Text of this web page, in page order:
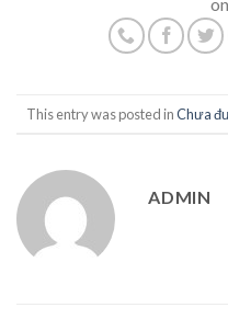
This entry was posted inChưa
ADMIN